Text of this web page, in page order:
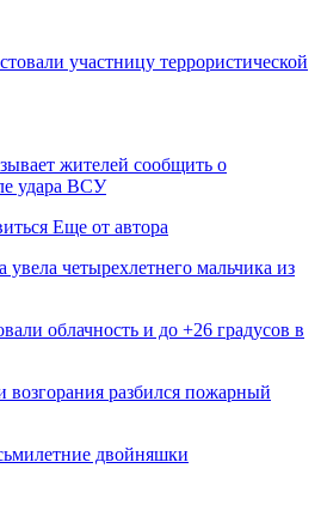
участницу террористической
жителей сообщить о
удара ВСУ
Еще от автора
четырехлетнего мальчика из
облачность и до +26 градусов в
разбился пожарный
двойняшки